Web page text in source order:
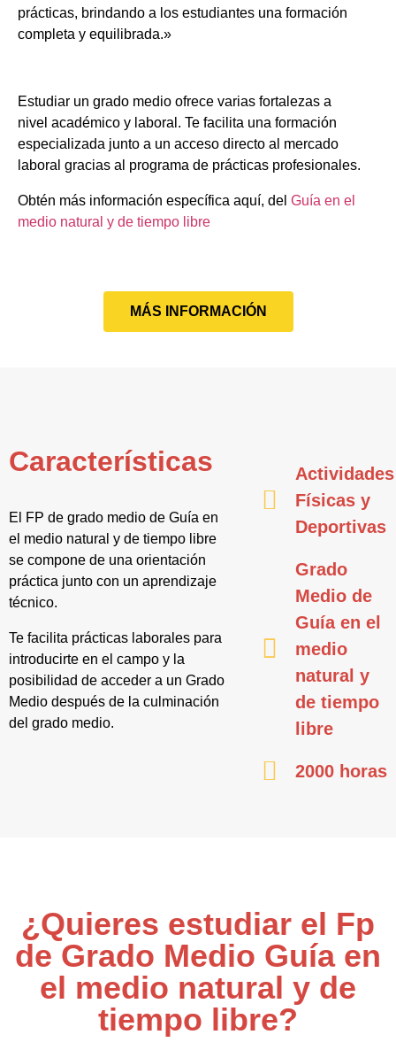
prácticas, brindando a los estudiantes una formación
completa y equilibrada.»
Estudiar un grado medio ofrece varias fortalezas a
nivel académico y laboral. Te facilita una formación
especializada junto a un acceso directo al mercado
laboral gracias al programa de prácticas profesionales.
Obtén más información específica aquí, del Guía en el
medio natural y de tiempo libre
MÁS INFORMACIÓN
Características
El FP de grado medio de Guía en
el medio natural y de tiempo libre
se compone de una orientación
práctica junto con un aprendizaje
técnico.
Te facilita prácticas laborales para
introducirte en el campo y la
posibilidad de acceder a un Grado
Medio después de la culminación
del grado medio.
Actividades
Físicas y
Deportivas
Grado
Medio de
Guía en el
medio
natural y
de tiempo
libre
2000 horas
¿Quieres estudiar el Fp
de Grado Medio Guía en
el medio natural y de
tiempo libre?